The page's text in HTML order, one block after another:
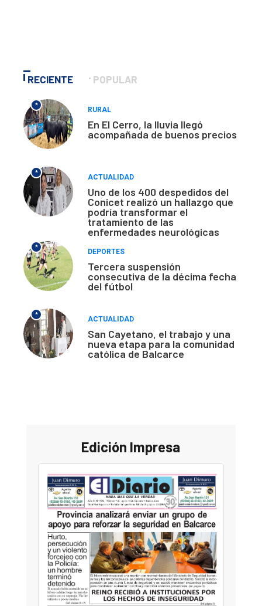
RECIENTE POPULAR
*
RURAL
En El Cerro, la lluvia llegó
acompañada de buenos precios
*
ACTUALIDAD
Uno de los 400 despedidos del
Conicet realizó un hallazgo que
podría transformar el
tratamiento de las
enfermedades neurológicas
*
DEPORTES
Tercera suspensión
consecutiva de la décima fecha
del fútbol
*
ACTUALIDAD
San Cayetano, el trabajo y una
nueva etapa para la comunidad
católica de Balcarce
Edición Impresa